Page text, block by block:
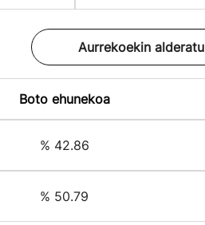
Aurrekoekin alderatu
Boto ehunekoa
% 42.86
% 50.79